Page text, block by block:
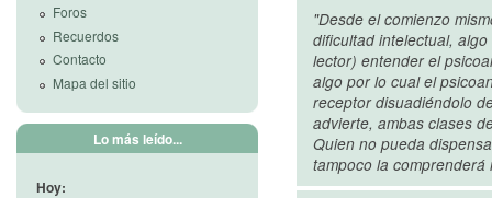
"Desde el comienzo
dificultad intelectual,
lector) entender el
algo por lo cual el
receptor disuadiéndolo
advierte, ambas clases
Quien no pueda
tampoco la comprenderá
Foros
Recuerdos
Contacto
Mapa del sitio
Lo más leído...
Hoy: